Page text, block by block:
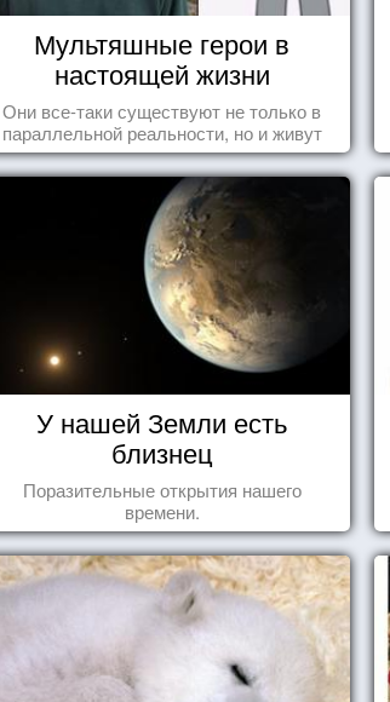
Мультяшные герои в
настоящей жизни
Они все-таки существуют не только в
параллельной реальности, но и живут
среди нас с вами.
У нашей Земли есть
близнец
Поразительные открытия нашего
времени.